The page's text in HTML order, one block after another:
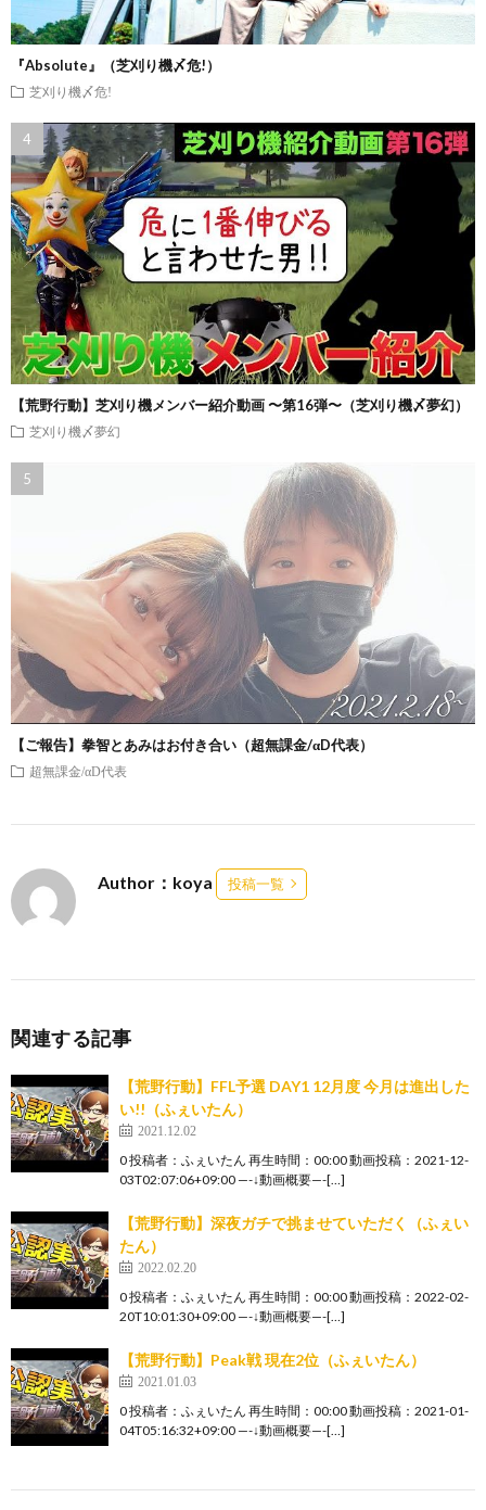
『Absolute』（芝刈り機〆危!）
芝刈り機〆危!
【荒野行動】芝刈り機メンバー紹介動画 〜第16弾〜（芝刈り機〆夢幻）
芝刈り機〆夢幻
【ご報告】拳智とあみはお付き合い（超無課金/αD代表）
超無課金/αD代表
Author：koya 投稿一覧
関連する記事
【荒野行動】FFL予選 DAY1 12月度 今月は進出した
い!!（ふぇいたん）
2021.12.02
0 投稿者：ふぇいたん 再生時間：00:00 動画投稿：2021-12-
03T02:07:06+09:00 —-↓動画概要—-[…]
【荒野行動】深夜ガチで挑ませていただく（ふぇい
たん）
2022.02.20
0 投稿者：ふぇいたん 再生時間：00:00 動画投稿：2022-02-
20T10:01:30+09:00 —-↓動画概要—-[…]
【荒野行動】Peak戦 現在2位（ふぇいたん）
2021.01.03
0 投稿者：ふぇいたん 再生時間：00:00 動画投稿：2021-01-
04T05:16:32+09:00 —-↓動画概要—-[…]